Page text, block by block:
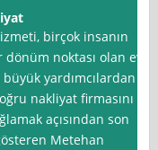
birçok insanın
noktası olan ev
yardımcılardan
nakliyat firmasını
açısından son
Metehan